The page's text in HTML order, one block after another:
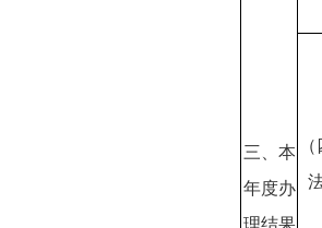
三、本
年度办